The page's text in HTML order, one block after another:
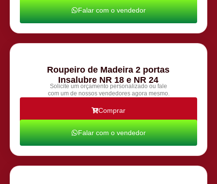
Falar com o vendedor
Roupeiro de Madeira 2 portas
Insalubre NR 18 e NR 24
Solicite um orçamento personalizado ou fale
com um de nossos vendedores agora mesmo.
Comprar
Falar com o vendedor